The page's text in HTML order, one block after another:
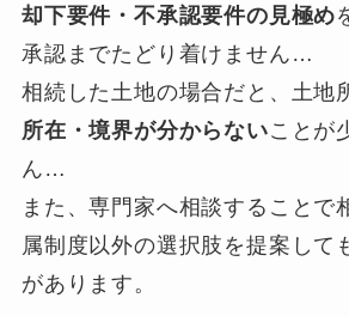
却下要件・不承認要件の見極め
承認までたどり着けません…
相続した土地の場合だと、土地
所在・境界が分からないことが
ん…
また、専門家へ相談することで
属制度以外の選択肢を提案して
があります。